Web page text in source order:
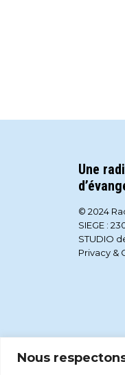
Nous
Une
© 2024
SIEGE :
STUDIO
Privacy &